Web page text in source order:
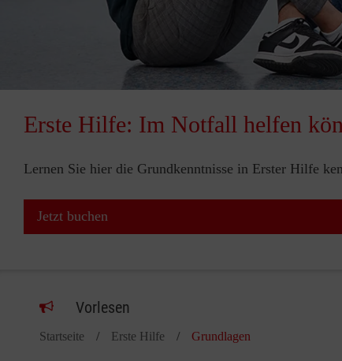
Erste Hilfe: Im Notfall helfen
Lernen Sie hier die Grundkenntnisse in Erster Hilfe
Jetzt buchen
Vorlesen
Startseite Erste Hilfe Grundlagen